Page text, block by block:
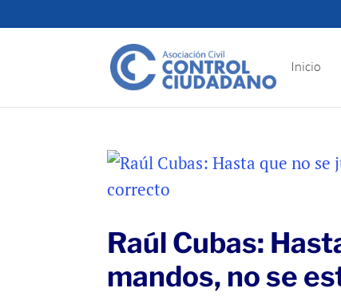
Inicio
Raúl Cubas:
mandos, no se